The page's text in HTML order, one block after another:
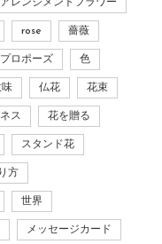
アレンジメントフラワー
rose 薔薇
プロポーズ 色
味 仏花 花束
ス 花を贈る
スタンド花
方
世界
メッセージカード